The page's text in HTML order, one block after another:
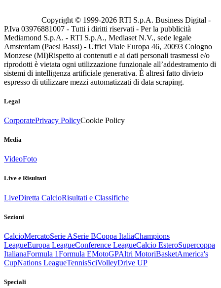
Copyright © 1999-2026 RTI S.p.A. Business Digital -
P.Iva 03976881007 - Tutti i diritti riservati - Per la pubblicità
Mediamond S.p.A. - RTI S.p.A., Mediaset N.V., sede legale
Amsterdam (Paesi Bassi) - Uffici Viale Europa 46, 20093 Cologno
Monzese (MI)Rispetto ai contenuti e ai dati personali trasmessi e/o
riprodotti è vietata ogni utilizzazione funzionale all’addestramento di
sistemi di intelligenza artificiale generativa. È altresì fatto divieto
espresso di utilizzare mezzi automatizzati di data scraping.
Legal
CorporatePrivacy PolicyCookie Policy
Media
VideoFoto
Live e Risultati
LiveDiretta CalcioRisultati e Classifiche
Sezioni
CalcioMercatoSerie ASerie BCoppa ItaliaChampions
LeagueEuropa LeagueConference LeagueCalcio EsteroSupercoppa
ItalianaFormula 1Formula EMotoGPAltri MotoriBasketAmerica's
CupNations LeagueTennisSciVolleyDrive UP
Speciali